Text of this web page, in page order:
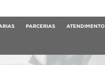
PARCERIAS ATENDIMENTO